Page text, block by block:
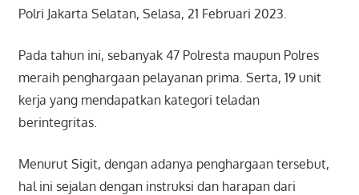
Polri Jakarta Selatan, Selasa, 21 Februari 2023.
Pada tahun ini, sebanyak 47 Polresta maupun Polres
meraih penghargaan pelayanan prima. Serta, 19 unit
kerja yang mendapatkan kategori teladan
berintegritas.
Menurut Sigit, dengan adanya penghargaan tersebut,
hal ini sejalan dengan instruksi dan harapan dari